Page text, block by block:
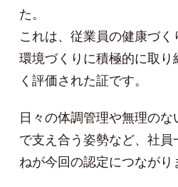
た。
これは、従業員の健康づ
環境づくりに積極的に取り
く評価された証です。
日々の体調管理や無理の
で支え合う姿勢など、社
ねが今回の認定につながり